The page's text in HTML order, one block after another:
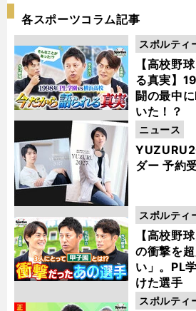
各スポーツコラム記事
【高校野
る真実】
闘の最中
いた！？
スポルティ
動画
ダー 予約
ニュース
【高校野
の衝撃を
い」。PL
けた選手
スポルティ
動画
スポルティ